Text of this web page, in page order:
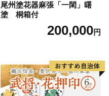
尾州塗花器麻張「一閑」曙
塗 桐箱付
200,000円